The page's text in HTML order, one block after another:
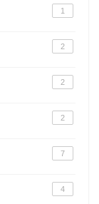
1
2
2
2
7
4